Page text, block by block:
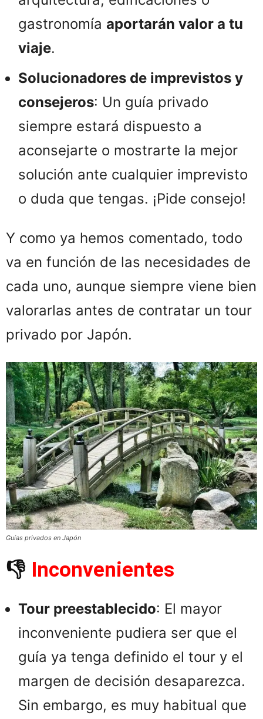
gastronomía aportarán valor a tu
viaje.
Solucionadores de imprevistos y
consejeros: Un guía privado
siempre estará dispuesto a
aconsejarte o mostrarte la mejor
solución ante cualquier imprevisto
o duda que tengas. ¡Pide consejo!
Y como ya hemos comentado, todo
va en función de las necesidades de
cada uno, aunque siempre viene bien
valorarlas antes de contratar un tour
privado por Japón.
Guías privados en Japón
👎 Inconvenientes
Tour preestablecido: El mayor
inconveniente pudiera ser que el
guía ya tenga definido el tour y el
margen de decisión desaparezca.
Sin embargo, es muy habitual que